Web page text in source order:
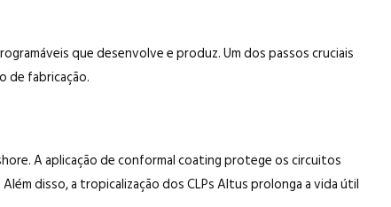
que desenvolve e produz. Um dos passos cruciais
de fabricação.
A aplicação de conformal coating protege os circuitos
disso, a tropicalização dos CLPs Altus prolonga a vida útil